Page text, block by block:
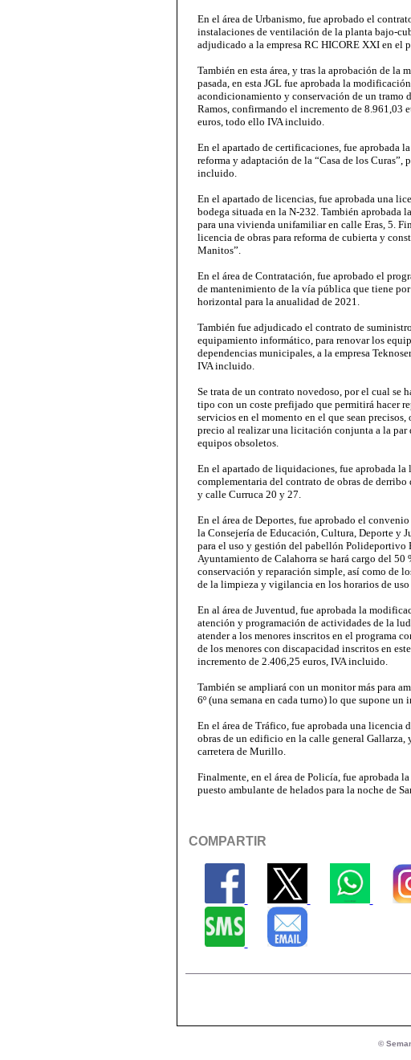
En el área de Urbanismo, fue aprobado el
instalaciones de ventilación de la planta bajo-
adjudicado a la empresa RC HICORE XXI en el
También en esta área, y tras la aprobación de la
pasada, en esta JGL fue aprobada la
acondicionamiento y conservación de un tramo
Ramos, confirmando el incremento de 8.961,03
euros, todo ello IVA incluido.
En el apartado de certificaciones, fue aprobada
reforma y adaptación de la “Casa de los Curas”,
incluido.
En el apartado de licencias, fue aprobada una
bodega situada en la N-232. También aprobada
para una vivienda unifamiliar en calle Eras, 5.
licencia de obras para reforma de cubierta y
Manitos”.
En el área de Contratación, fue aprobado el
de mantenimiento de la vía pública que tiene
horizontal para la anualidad de 2021.
También fue adjudicado el contrato de
equipamiento informático, para renovar los
dependencias municipales, a la empresa
IVA incluido.
Se trata de un contrato novedoso, por el cual se
tipo con un coste prefijado que permitirá hacer
servicios en el momento en el que sean
precio al realizar una licitación conjunta a la par
equipos obsoletos.
En el apartado de liquidaciones, fue aprobada
complementaria del contrato de obras de
y calle Curruca 20 y 27.
En el área de Deportes, fue aprobado el
la Consejería de Educación, Cultura, Deporte y
para el uso y gestión del pabellón Polideportivo
Ayuntamiento de Calahorra se hará cargo del 50
conservación y reparación simple, así como de
de la limpieza y vigilancia en los horarios de
En al área de Juventud, fue aprobada la
atención y programación de actividades de la
atender a los menores inscritos en el programa
de los menores con discapacidad inscritos en
incremento de 2.406,25 euros, IVA incluido.
También se ampliará con un monitor más para
6º (una semana en cada turno) lo que supone
En el área de Tráfico, fue aprobada una licencia
obras de un edificio en la calle general Gallarza,
carretera de Murillo.
Finalmente, en el área de Policía, fue aprobada
puesto ambulante de helados para la noche de
COMPARTIR
©